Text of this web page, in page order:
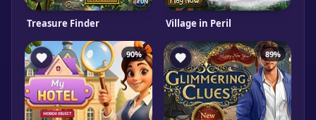
Treasure Finder Village in Peril
90% 89%